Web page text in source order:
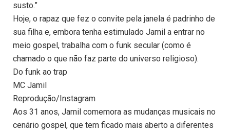
susto.”
Hoje, o rapaz que fez o convite pela janela é padrinho de
sua filha e, embora tenha estimulado Jamil a entrar no
meio gospel, trabalha com o funk secular (como é
chamado o que não faz parte do universo religioso).
Do funk ao trap
MC Jamil
Reprodução/Instagram
Aos 31 anos, Jamil comemora as mudanças musicais no
cenário gospel, que tem ficado mais aberto a diferentes